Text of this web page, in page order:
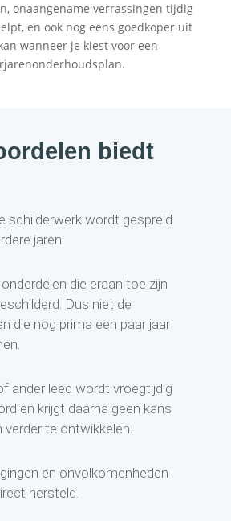
onaangename verrassingen tijdig
en ook nog eens goedkoper uit
wanneer je kiest voor een
biedt
schilderwerk wordt gespreid
jaren.
die eraan toe zijn
Dus niet de
die nog prima een paar jaar
ander leed wordt vroegtijdig
en krijgt daarna geen kans
verder te ontwikkelen.
en onvolkomenheden
hersteld.